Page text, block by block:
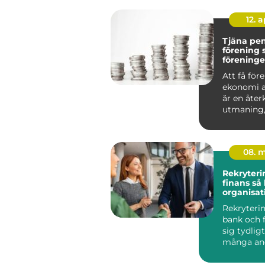
12.
Tjäna
förening så bygger
Att få
ekonomi
är en
en idr...
08.
finans så hittar
reglerad
bank och
sig
många